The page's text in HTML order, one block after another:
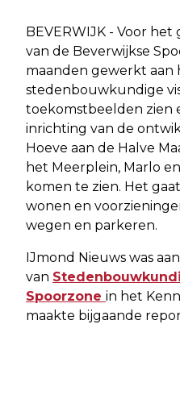
BEVERWIJK - Voor
van de Beverwijkse
maanden gewerkt aan
stedenbouwkundige
toekomstbeelden zien
inrichting van de
Hoeve aan de Halve
het Meerplein, Marlo
komen te zien. Het
wonen en
wegen en parkeren.
IJmond Nieuws was
van
Spoorzone in het
maakte bijgaande